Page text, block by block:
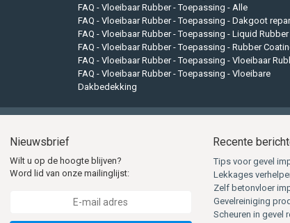
FAQ - Vloeibaar Rubber - Toepassing - Alle
FAQ - Vloeibaar Rubber - Toepassing - Dakgoot
FAQ - Vloeibaar Rubber - Toepassing - Liquid Rubber
FAQ - Vloeibaar Rubber - Toepassing - Rubber
FAQ - Vloeibaar Rubber - Toepassing - Vloeibaar
FAQ - Vloeibaar Rubber - Toepassing - Vloeibare
Dakbedekking
Nieuwsbrief
Wilt u op de hoogte blijven?
Word lid van onze mailinglijst:
Recente
Tips voor gevel
Lekkages
Zelf betonvloer
Gevelreiniging
Scheuren in gevel